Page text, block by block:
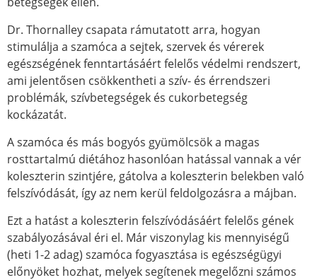
Dr. Thornalley csapata rámutatott arra, hogyan
stimulálja a szamóca a sejtek, szervek és vérerek
egészségének fenntartásáért felelős védelmi rendszert,
ami jelentősen csökkentheti a szív- és érrendszeri
problémák, szívbetegségek és cukorbetegség
kockázatát.
A szamóca és más bogyós gyümölcsök a magas
rosttartalmú diétához hasonlóan hatással vannak a vér
koleszterin szintjére, gátolva a koleszterin belekben való
felszívódását, így az nem kerül feldolgozásra a májban.
Ezt a hatást a koleszterin felszívódásáért felelős gének
szabályozásával éri el. Már viszonylag kis mennyiségű
(heti 1-2 adag) szamóca fogyasztása is egészségügyi
előnyöket hozhat, melyek segítenek megelőzni számos